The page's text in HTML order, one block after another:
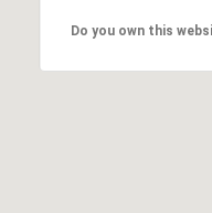
Do you own this